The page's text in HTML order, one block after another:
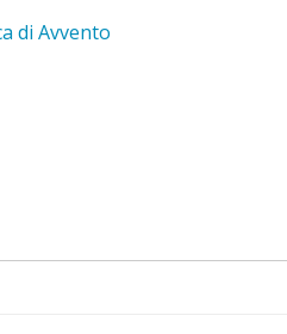
di Avvento